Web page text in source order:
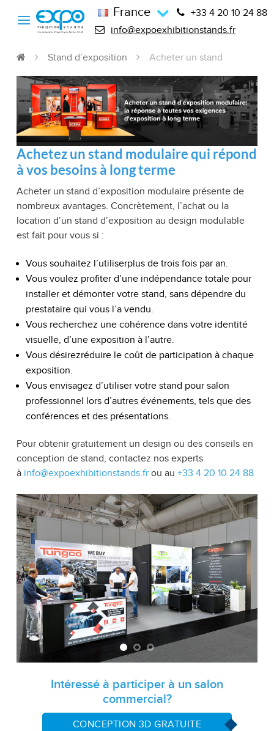
France
+33 4 20 10 24 88
info@expoexhibitionstands.fr
Stand d’exposition Acheter un stand
Achetez un stand modulaire qui répond
à vos besoins à long terme
Acheter un stand d’exposition modulaire présente de
nombreux avantages. Concrètement, l’achat ou la
location d’un stand d’exposition au design modulable
est fait pour vous si :
Vous souhaitez l’utiliserplus de trois fois par an.
Vous voulez profiter d’une indépendance totale pour
installer et démonter votre stand, sans dépendre du
prestataire qui vous l’a vendu.
Vous recherchez une cohérence dans votre identité
visuelle, d’une exposition à l’autre.
Vous désirezréduire le coût de participation à chaque
exposition.
Vous envisagez d’utiliser votre stand pour salon
professionnel lors d’autres événements, tels que des
conférences et des présentations.
Pour obtenir gratuitement un design ou des conseils en
conception de stand, contactez nos experts
à info@expoexhibitionstands.fr ou au +33 4 20 10 24 88
Intéressé à participer à un salon
commercial?
CONCEPTION 3D GRATUITE